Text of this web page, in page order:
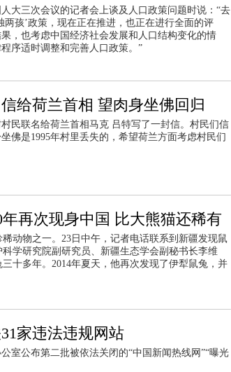
大三次会议的记者会上谈及人口政策问题时说：“去
两孩’政策，现在正在推进，也正在进行全面的评
，也考虑中国经济社会发展和人口结构变化的情
序适时调整和完善人口政策。”
给荷兰首相 望肉身坐佛回归
民联名给荷兰首相马克 吕特写了一封信。村民们信
佛是1995年村里丢失的，希望荷兰方面考虑村民们
再次现身中国 比大熊猫还稀有
动物之一。23日中午，记者电话联系到新疆发现鼠
学研究院副研究员、新疆生态学会副秘书长李维
十多年。2014年夏天，他再次发现了伊犁鼠兔，并
家违法违规网站
室公布第二批被依法关闭的“中国新闻热线网”“曝光